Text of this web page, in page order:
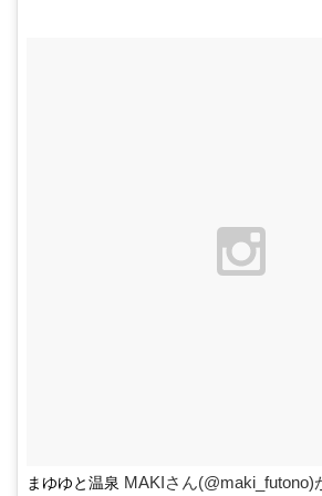
まゆゆと温泉 MAKIさん(@maki_futono)